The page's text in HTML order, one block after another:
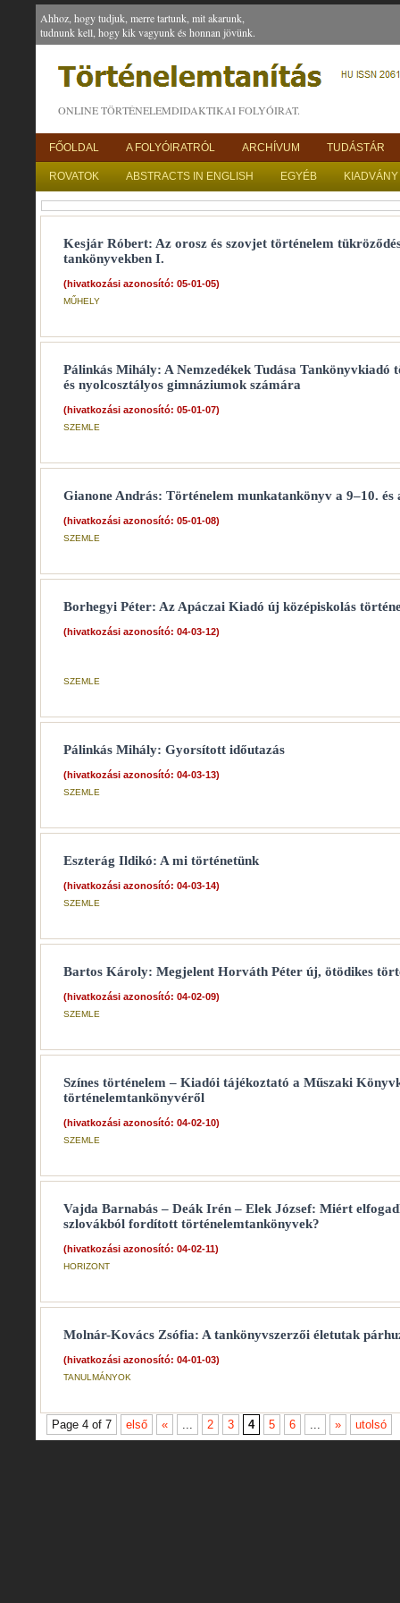
Ahhoz, hogy tudjuk, merre tartunk, mit akarunk,
tudnunk kell, hogy kik vagyunk és honnan jövünk.
ONLINE TÖRTÉNELEMDIDAKTIKAI FOLYÓIRAT.
FŐOLDAL A FOLYÓIRATRÓL ARCHÍVUM TUDÁSTÁR
ROVATOK ABSTRACTS IN ENGLISH EGYÉB
Kesjár Róbert: Az orosz és szovjet történelem
tankönyvekben I.
(hivatkozási azonosító: 05-01-05)
MŰHELY
Pálinkás Mihály: A Nemzedékek Tudása Tankönyvkiadó
és nyolcosztályos gimnáziumok számára
(hivatkozási azonosító: 05-01-07)
SZEMLE
Gianone András: Történelem munkatankönyv a 9–10. és
(hivatkozási azonosító: 05-01-08)
SZEMLE
Borhegyi Péter: Az Apáczai Kiadó új középiskolás
(hivatkozási azonosító: 04-03-12)
SZEMLE
Pálinkás Mihály: Gyorsított időutazás
(hivatkozási azonosító: 04-03-13)
SZEMLE
Eszterág Ildikó: A mi történetünk
(hivatkozási azonosító: 04-03-14)
SZEMLE
Bartos Károly: Megjelent Horváth Péter új, ötödikes
(hivatkozási azonosító: 04-02-09)
SZEMLE
Színes történelem – Kiadói tájékoztató a Műszaki
történelemtankönyvéről
(hivatkozási azonosító: 04-02-10)
SZEMLE
Vajda Barnabás – Deák Irén – Elek József: Miért
szlovákból fordított történelemtankönyvek?
(hivatkozási azonosító: 04-02-11)
HORIZONT
Molnár-Kovács Zsófia: A tankönyvszerzői életutak
(hivatkozási azonosító: 04-01-03)
TANULMÁNYOK
Page 4 of 7 első « ... 2 3 4 5 6 ... » utolsó